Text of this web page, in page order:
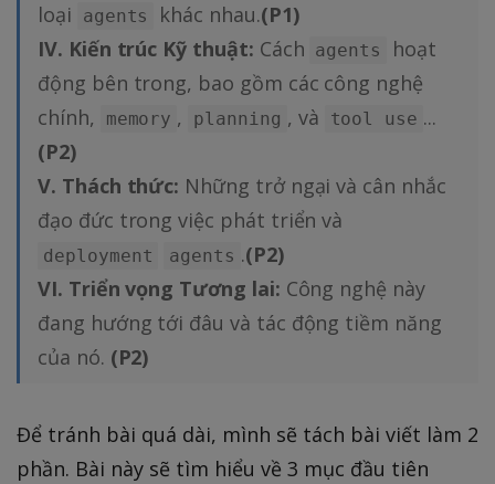
loại
agents khác nhau.(P1)
IV. Kiến trúc Kỹ thuật: Cách agents
hoạt
động bên trong, bao gồm các công nghệ
chính,
memory , planning , và tool use ...
(P2)
V. Thách thức: Những trở ngại và cân nhắc
đạo đức trong việc phát triển và
deployment agents .(P2)
VI. Triển vọng Tương lai: Công nghệ này
đang hướng tới đâu và tác động tiềm năng
của nó. (P2)
Để tránh bài quá dài, mình sẽ tách bài viết làm 2
phần. Bài này sẽ tìm hiểu về 3 mục đầu tiên